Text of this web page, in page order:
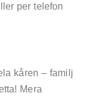
per telefon
kåren – familj
Mera